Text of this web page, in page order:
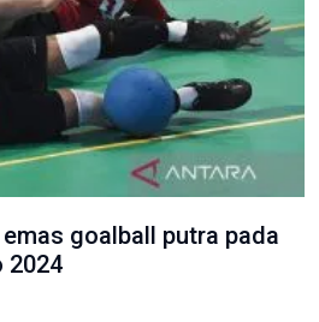
goalball putra pada
2024